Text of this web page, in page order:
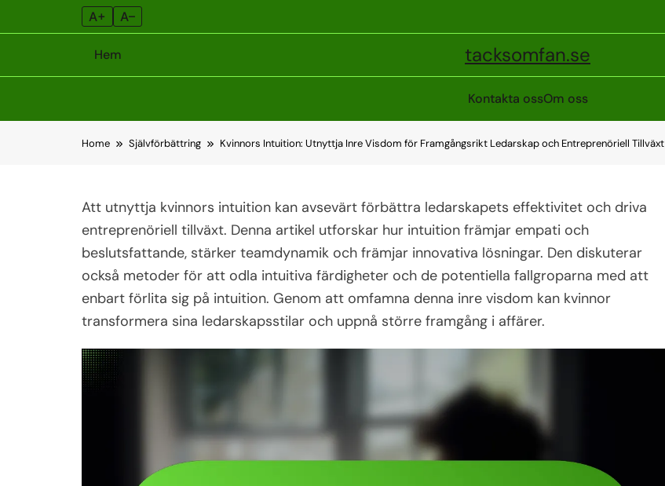
A+ A–
Hem tacksomfan.se
Kontakta ossOm oss
Home Självförbättring Kvinnors Intuition: Utnyttja Inre Visdom för Framgångsrikt Ledarskap och Entreprenöriell Tillväxt
Att utnyttja kvinnors intuition kan avsevärt förbättra ledarskapets effektivitet och driva
entreprenöriell tillväxt. Denna artikel utforskar hur intuition främjar empati och
beslutsfattande, stärker teamdynamik och främjar innovativa lösningar. Den diskuterar
också metoder för att odla intuitiva färdigheter och de potentiella fallgroparna med att
enbart förlita sig på intuition. Genom att omfamna denna inre visdom kan kvinnor
transformera sina ledarskapsstilar och uppnå större framgång i affärer.